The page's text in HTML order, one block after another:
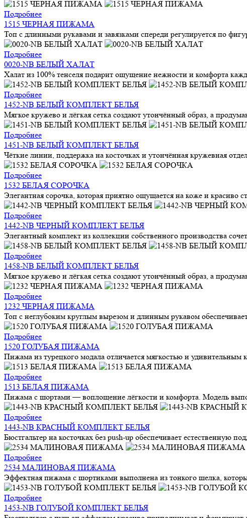
Подробнее
1515 ЧЕРНАЯ ПИЖАМА
Топ с длинными рукавами и завязками спереди регулируется по
Подробнее
0020-NB БЕЛЫЙ ХАЛАТ
Халат из 100% тенселя подарит ощущение нежности и комфорта
Подробнее
1452-NB БЕЛЫЙ КОМПЛЕКТ БЕЛЬЯ
Мягкое кружево и лёгкая сетка создают утончённый образ, а
Подробнее
1451-NB БЕЛЫЙ КОМПЛЕКТ БЕЛЬЯ
Чёткие линии, поддержка на косточках и утончённая кружевная
Подробнее
1532 БЕЛАЯ СОРОЧКА
Элегантная сорочка, которая приятно ощущается на коже и красиво
Подробнее
1442-NB ЧЕРНЫЙ КОМПЛЕКТ БЕЛЬЯ
Элегантный комплект из коллекции собственного производства
Подробнее
1458-NB БЕЛЫЙ КОМПЛЕКТ БЕЛЬЯ
Мягкое кружево и лёгкая сетка создают утончённый образ, а
Подробнее
1232 ЧЕРНАЯ ПИЖАМА
Топ с неглубоким круглым вырезом и длинным рукавом
Подробнее
1520 ГОЛУБАЯ ПИЖАМА
Пижама из турецкого модала отличается мягкостью и
Подробнее
1513 БЕЛАЯ ПИЖАМА
Пижама с шортами — воплощение лёгкости и комфорта. Модель
Подробнее
1443-NB КРАСНЫЙ КОМПЛЕКТ БЕЛЬЯ
Бюстгальтер на косточках без push-up обеспечивает естественную
Подробнее
2534 МАЛИНОВАЯ ПИЖАМА
Эффектная пижама с шортиками выполнена из тонкого шелка,
Подробнее
1453-NB ГОЛУБОЙ КОМПЛЕКТ БЕЛЬЯ